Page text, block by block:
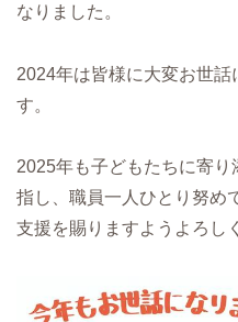
なりました。
2024年は皆様に大変お世話
す。
2025年も子どもたちに寄り
指し、職員一人ひとり努め
支援を賜りますようよろし